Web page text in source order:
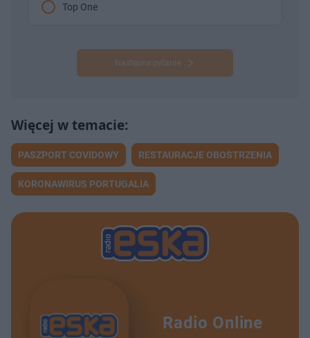
Top One
Następne pytanie
PASZPORT COVIDOWY RESTAURACJE OBOSTRZENIA
KORONAWIRUS PORTUGALIA
Radio Online